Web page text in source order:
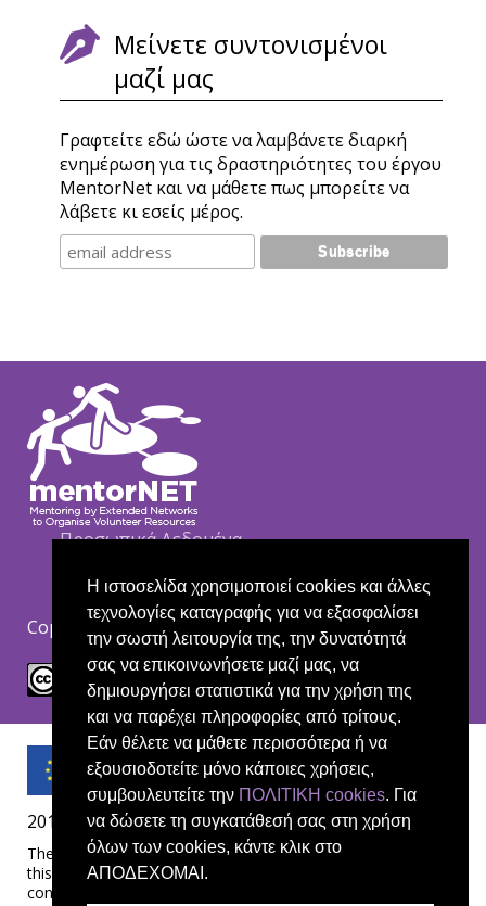
Η ιστοσελίδα χρησιμοποιεί cookies και άλλες
τεχνολογίες καταγραφής για να εξασφαλίσει
την σωστή λειτουργία της, την δυνατότητά
σας να επικοινωνήσετε μαζί μας, να
δημιουργήσει στατιστικά για την χρήση της
και να παρέχει πληροφορίες από τρίτους.
Εάν θέλετε να μάθετε περισσότερα ή να
εξουσιοδοτείτε μόνο κάποιες χρήσεις,
συμβουλευτείτε την ΠΟΛΙΤΙΚΗ cookies. Για
να δώσετε τη συγκατάθεσή σας στη χρήση
όλων των cookies, κάντε κλικ στο
ΑΠΟΔΕΧΟΜΑΙ.
Μείνετε συντονισμένοι
μαζί μας
Γραφτείτε εδώ ώστε να λαμβάνετε διαρκή
ενημέρωση για τις δραστηριότητες του έργου
MentorNet και να μάθετε πως μπορείτε να
λάβετε κι εσείς μέρος.
Footer
Προσωπικά Δεδομένα
Δήλωση αποποίησης ευθύνης
Copyright Creative Commons CC BY-NC-ND.
2019-1-UK01-KA204-061657
The European Commission's support for the production of
this publication does not constitute an endorsement of the
contents, which reflect the views only of the authors, and the